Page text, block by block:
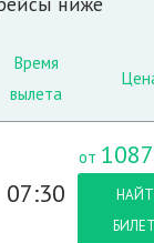
Время
вылета
07:30
от